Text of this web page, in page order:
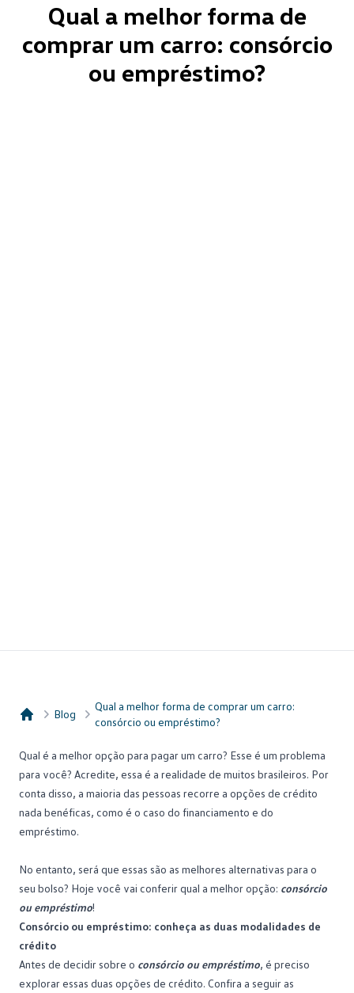
Qual a melhor forma de
comprar um carro: consórcio
ou empréstimo?
Consórcio Embracon
Blog
Qual a melhor forma de comprar um carro:
consórcio ou empréstimo?
Qual é a melhor opção para pagar um carro? Esse é um problema
para você? Acredite, essa é a realidade de muitos brasileiros. Por
conta disso, a maioria das pessoas recorre a opções de crédito
nada benéficas, como é o caso do financiamento e do
empréstimo.
No entanto, será que essas são as melhores alternativas para o
seu bolso? Hoje você vai conferir qual a melhor opção: consórcio
ou empréstimo!
Consórcio ou empréstimo: conheça as duas modalidades de
crédito
Antes de decidir sobre o consórcio ou empréstimo, é preciso
explorar essas duas opções de crédito. Confira a seguir as